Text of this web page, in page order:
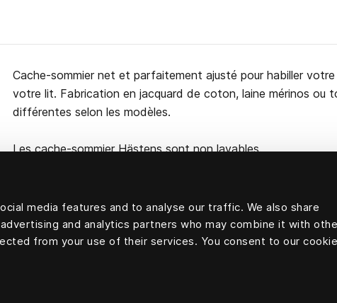
media features and to analyse our traffic. We also share
and analytics partners who may combine it with
from your use of their services. You consent to our
Cache-sommier net et parfaitement ajusté pour habiller
votre lit. Fabrication en jacquard de coton, laine mérinos ou
différentes selon les modèles.
Les cache-sommier Hästens sont non lavables.
100 % coton